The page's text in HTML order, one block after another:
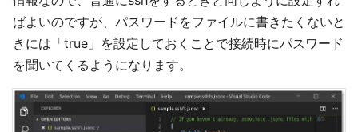
ばよいのですが、パスワードをファイルに書きたくないと
きには「true」を設定しておくことで接続時にパスワード
を聞いてくるようになります。